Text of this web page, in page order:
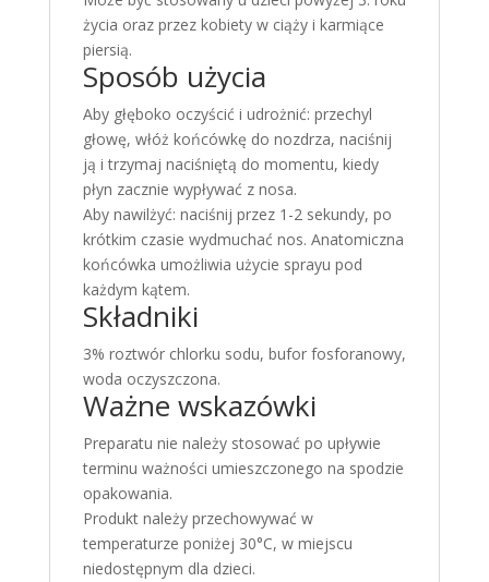
życia oraz przez kobiety w ciąży i karmiące
piersią.
Sposób użycia
Aby głęboko oczyścić i udrożnić: przechyl
głowę, włóż końcówkę do nozdrza, naciśnij
ją i trzymaj naciśniętą do momentu, kiedy
płyn zacznie wypływać z nosa.
Aby nawilżyć: naciśnij przez 1-2 sekundy, po
krótkim czasie wydmuchać nos. Anatomiczna
końcówka umożliwia użycie sprayu pod
każdym kątem.
Składniki
3% roztwór chlorku sodu, bufor fosforanowy,
woda oczyszczona.
Ważne wskazówki
Preparatu nie należy stosować po upływie
terminu ważności umieszczonego na spodzie
opakowania.
Produkt należy przechowywać w
temperaturze poniżej 30°C, w miejscu
niedostępnym dla dzieci.